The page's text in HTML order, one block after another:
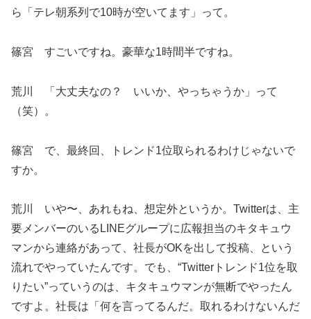
ら「テレ朝系列で10時が空いてます」って。
篠宮 すごいですね。豪華な1時間半ですね。
荒川 「大丈夫なの？ いいか、やっちゃうか」って
（笑）。
篠宮 で、最終回、トレンド1位取られるわけじゃないで
すか。
荒川 いや〜、あれもね、想定外というか。Twitterは、主
要メンバーのいるLINEグループに広報担当のキタキュウ
マンから連絡があって、社長がOKを出して投稿、という
流れでやっていたんです。でも、“Twitterトレンド1位を取
りたい”っていうのは、キタキュウマンが無断でやったん
ですよ。社長は「何を言ってるんだ。取れるわけないんだ